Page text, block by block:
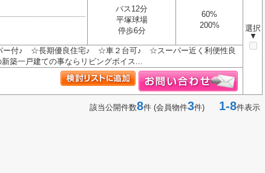
選択
▼
バス12分
平塚球場
停歩6分
60%
200%
パー付♪ ☆長期優良住宅♪ ☆車２台可♪ ☆スーパー近く利便性良
築一戸建ての事ならリビングボイス...
該当公開件数8件 (会員物件3件) 1-8件表示